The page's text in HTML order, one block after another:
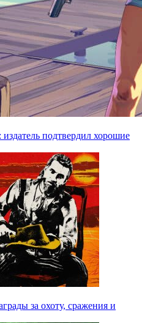
подтвердил хорошие
за охоту, сражения и